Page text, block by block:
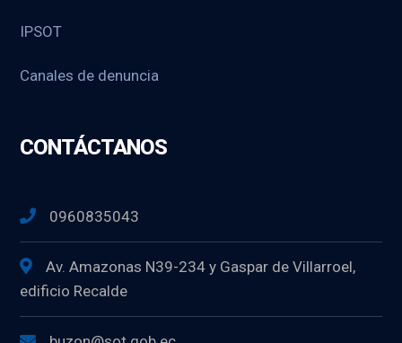
IPSOT
Canales de denuncia
CONTÁCTANOS
0960835043
Av. Amazonas N39-234 y Gaspar de Villarroel,
edificio Recalde